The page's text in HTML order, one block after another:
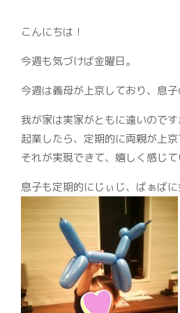
こんにちは！
今週も気づけば金曜日。
今週は義母が上京しており、息
我が家は実家がともに遠いのです
起業したら、定期的に両親が上
それが実現できて、嬉しく感じ
息子も定期的にじぃじ、ばぁば